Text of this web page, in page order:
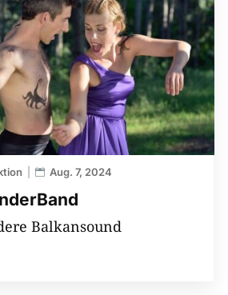
Aug. 7, 2024
Balkansound